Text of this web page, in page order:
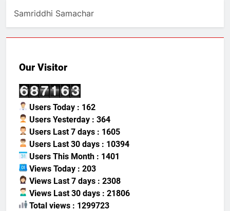
Samriddhi Samachar
Our Visitor
Users Today : 162
Users Yesterday : 364
Users Last 7 days : 1605
Users Last 30 days : 10394
Users This Month : 1401
Views Today : 203
Views Last 7 days : 2308
Views Last 30 days : 21806
Total views : 1299723